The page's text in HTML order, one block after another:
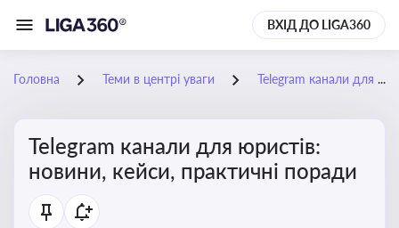
ВХІД ДО LIGA360
Головна Теми в центрі уваги Telegram канали для юристів: новини, кейси, практичні поради
Telegram канали для юристів:
новини, кейси, практичні поради